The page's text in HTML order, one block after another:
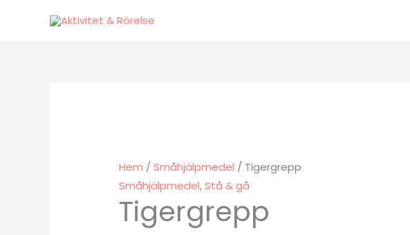
Hem /Småhjälpmedel / Tigergrepp
Småhjälpmedel,Stå & gå
Tigergrepp